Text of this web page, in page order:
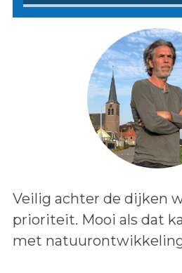
Lees het bericht:
Veilig achter de dijken
prioriteit. Mooi als dat
met